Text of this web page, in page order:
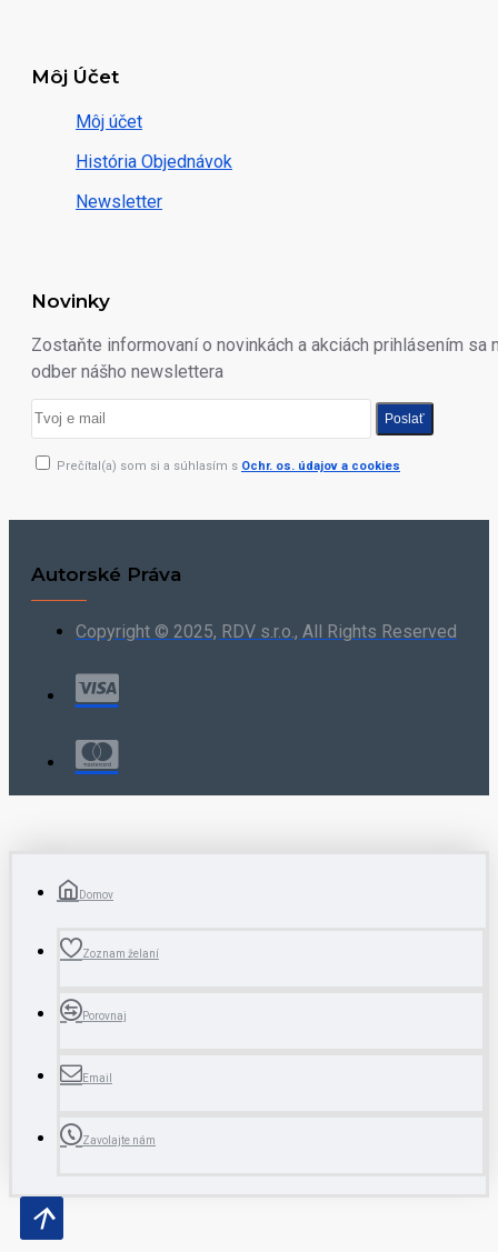
Môj Účet
Môj účet
História Objednávok
Newsletter
Novinky
Zostaňte informovaní o novinkách a akciách prihlásením sa
odber nášho newslettera
Poslať
Prečítal(a) som si a súhlasím s Ochr. os. údajov a cookies
Autorské Práva
Copyright © 2025, RDV s.r.o., All Rights Reserved
Domov
Zoznam želaní
Porovnaj
Email
Zavolajte nám